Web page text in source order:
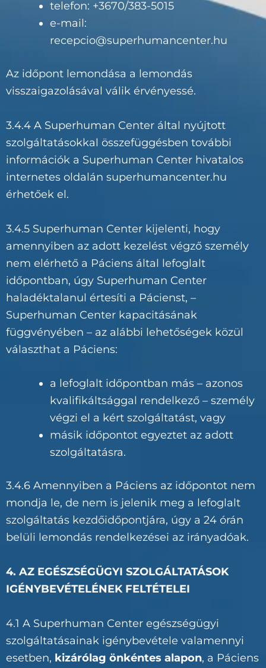
telefon: +3670/383-5015
e-mail:
recepcio@superhumancenter.hu
Az időpont lemondása a lemondás
visszaigazolásával válik érvényessé.
3.4.4 A Superhuman Center által nyújtott
szolgáltatásokkal összefüggésben további
információk a Superhuman Center hivatalos
internetes oldalán superhumancenter.hu
érhetőek el.
3.4.5 Superhuman Center kijelenti, hogy
amennyiben az adott kezelést végző személy
nem elérhető a Páciens által lefoglalt
időpontban, úgy Superhuman Center
haladéktalanul értesíti a Pácienst, –
Superhuman Center kapacitásának
függvényében – az alábbi lehetőségek közül
választhat a Páciens:
a lefoglalt időpontban más – azonos
kvalifikáltsággal rendelkező – személy
végzi el a kért szolgáltatást, vagy
másik időpontot egyeztet az adott
szolgáltatásra.
3.4.6 Amennyiben a Páciens az időpontot nem
mondja le, de nem is jelenik meg a lefoglalt
szolgáltatás kezdőidőpontjára, úgy a 24 órán
belüli lemondás rendelkezései az irányadóak.
4. AZ EGÉSZSÉGÜGYI SZOLGÁLTATÁSOK
IGÉNYBEVÉTELÉNEK FELTÉTELEI
4.1 A Superhuman Center egészségügyi
szolgáltatásainak igénybevétele valamennyi
esetben, kizárólag önkéntes alapon, a Páciens